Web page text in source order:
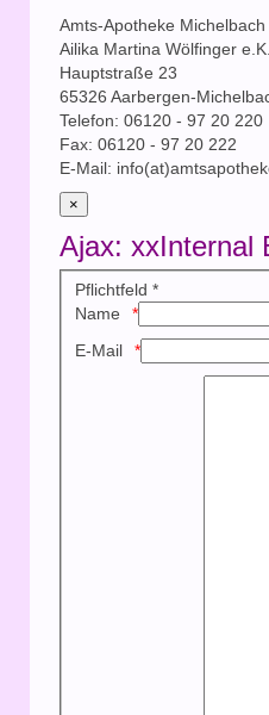
Amts-Apotheke Michelbach
Ailika Martina Wölfinger e.K.
Hauptstraße 23
65326 Aarbergen-
Telefon: 06120 - 97 20 220
Fax: 06120 - 97 20 222
E-Mail:
×
Ajax: xxInternal
Pflichtfeld *
Name
E-Mail